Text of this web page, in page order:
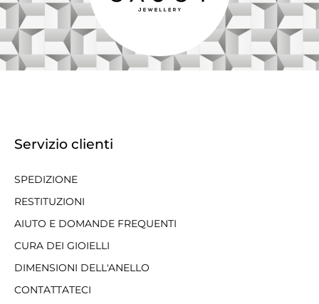
Servizio clienti
SPEDIZIONE
RESTITUZIONI
AIUTO E DOMANDE FREQUENTI
CURA DEI GIOIELLI
DIMENSIONI DELL'ANELLO
CONTATTATECI